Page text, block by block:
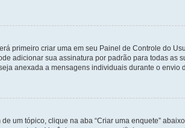
primeiro criar uma em seu Painel de Controle do
adicionar sua assinatura por padrão para todas
anexada a mensagens individuais durante o envio
um tópico, clique na aba “Criar uma enquete”